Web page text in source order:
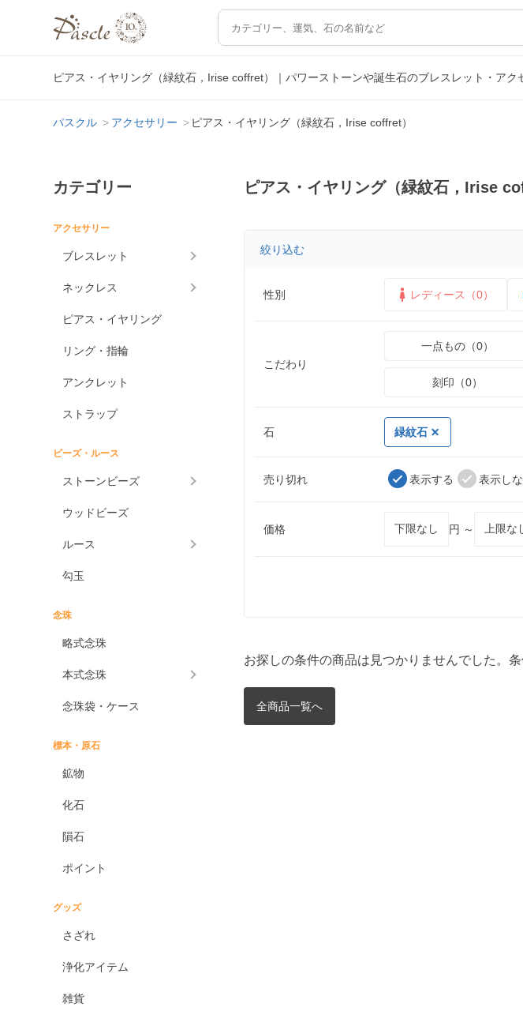
ピアス・イヤリング（緑紋石，Irise coffret）｜パワーストーンや誕生石のブレスレット・アク
パスクル アクセサリー ピアス・イヤリング（緑紋石，Irise coffret）
カテゴリー
アクセサリー
ブレスレット
ネックレス
ピアス・イヤリング
リング・指輪
アンクレット
ストラップ
ビーズ・ルース
ストーンビーズ
ウッドビーズ
ルース
勾玉
念珠
略式念珠
本式念珠
念珠袋・ケース
標本・原石
鉱物
化石
隕石
ポイント
グッズ
さざれ
浄化アイテム
雑貨
ピアス・イヤリング（緑紋石，Irise
絞り込む
性別 レディース（0）
こだわり
一点もの（0）
刻印（0）
石 緑紋石
売り切れ 表示する 表示し
価格 円 ～
お探しの条件の商品は見つかりませんでした。
全商品一覧へ